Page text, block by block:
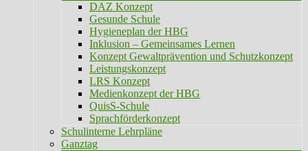
DAZ Konzept
Gesunde Schule
Hygieneplan der HBG
Inklusion – Gemeinsames Lernen
Konzept Gewaltprävention und Schutzkonzept
Leistungskonzept
LRS Konzept
Medienkonzept der HBG
QuisS-Schule
Sprachförderkonzept
Schulinterne Lehrpläne
Ganztag